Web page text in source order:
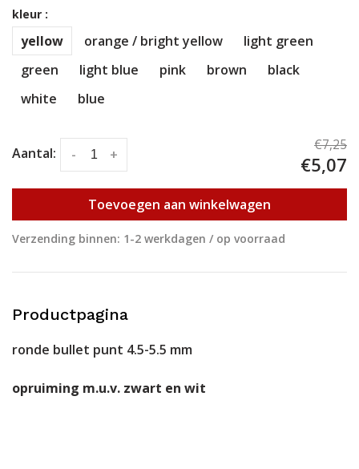
kleur :
yellow orange / bright yellow
light green
green
light blue pink brown
black
white
blue
Aantal: +
-
€7,25
€5,07
Toevoegen aan winkelwagen
Verzending binnen: 1-2 werkdagen / op voorraad
Productpagina
ronde bullet punt 4.5-5.5 mm
opruiming m.u.v. zwart en wit